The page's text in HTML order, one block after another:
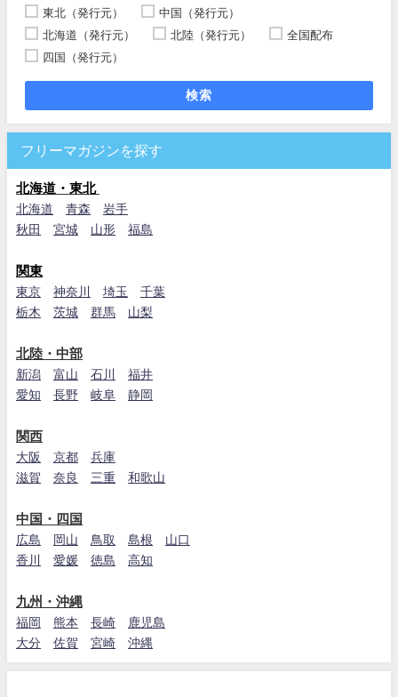
東北（発行元）
中国（発行元）
北海道（発行元）
北陸（発行元）
全国配布
四国（発行元）
検索
フリーマガジンを探す
北海道・東北
北海道 青森
岩手
秋田
宮城 山形 福島
関東
東京 神奈川 埼玉
千葉
栃木
茨城 群馬 山梨
北陸・中部
新潟 富山 石川
福井
愛知
長野 岐阜 静岡
関西
大阪 京都
兵庫
滋賀
奈良 三重 和歌山
中国・四国
広島 岡山 鳥取 島根
山口
香川
愛媛 徳島 高知
九州・沖縄
福岡 熊本 長崎
鹿児島
大分
佐賀 宮崎 沖縄